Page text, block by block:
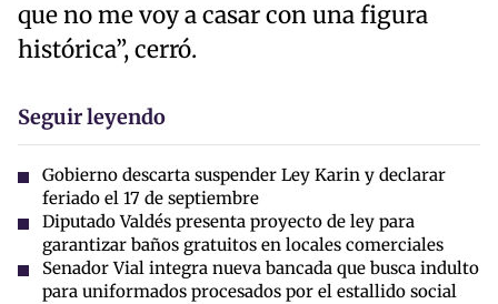
que no me voy a casar con una figura
histórica”, cerró.
Seguir leyendo
Gobierno descarta suspender Ley Karin y declarar
feriado el 17 de septiembre
Diputado Valdés presenta proyecto de ley para
garantizar baños gratuitos en locales comerciales
Senador Vial integra nueva bancada que busca indulto
para uniformados procesados por el estallido social